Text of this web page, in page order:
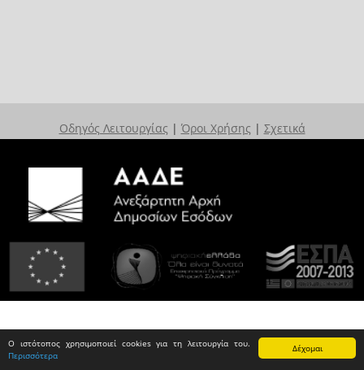
Δέχομαι
Ο ιστότοπος χρησιμοποιεί cookies για τη λειτουργία του.
Περισσότερα
Οδηγός Λειτουργίας | Όροι Χρήσης | Σχετικά